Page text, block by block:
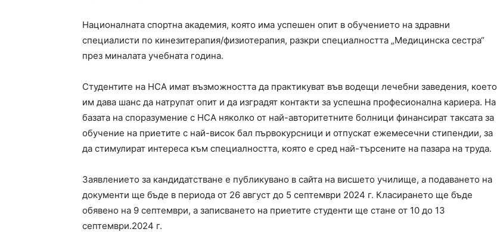
Националната спортна академия, която има успешен опит в обучението на здравни
специалисти по кинезитерапия/физиотерапия, разкри специалността „Медицинска сестра“
през миналата учебната година.
Студентите на НСА имат възможността да практикуват във водещи лечебни заведения, което
им дава шанс да натрупат опит и да изградят контакти за успешна професионална кариера. На
базата на споразумение с НСА няколко от най-авторитетните болници финансират таксата за
обучение на приетите с най-висок бал първокурсници и отпускат ежемесечни стипендии, за
да стимулират интереса към специалността, която е сред най-търсените на пазара на труда.
Заявлението за кандидатстване е публикувано в сайта на висшето училище, а подаването на
документи ще бъде в периода от 26 август до 5 септември 2024 г. Класирането ще бъде
обявено на 9 септември, а записването на приетите студенти ще стане от 10 до 13
септември.2024 г.